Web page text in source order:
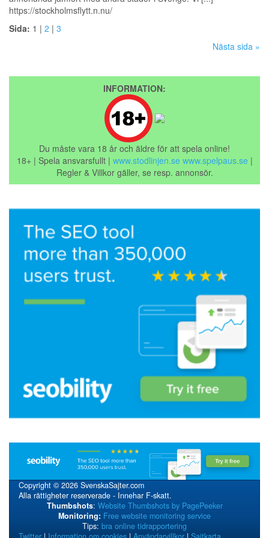
https://stockholmsflytt.n.nu/
Sida: 1 | 2 | 3
Nästa sida »
INFORMATION:
Du måste vara 18 år och äldre för att spela online!
18+ | Spela ansvarsfullt | www.stodlinjen.se www.spelpaus.se |
Regler & Villkor gäller, se resp. annonsör.
Copyright © 2026 SvenskaSajter.com
Alla rättigheter reserverade - Innehar F-skatt.
Thumbshots: Website Thumbshots by PagePeeker
Monitoring: Free website monitoring service
Tips: bra online tidrapportering